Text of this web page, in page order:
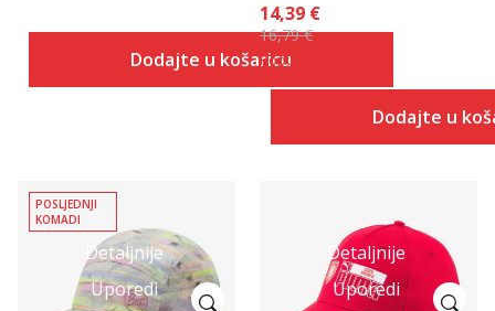
Dodajte u košaricu
14,39 €
16,79€
Popust
Dodajte u
Detaljnije
Uporedi
POSLJEDNJI
KOMADI
Detaljnije
Uporedi